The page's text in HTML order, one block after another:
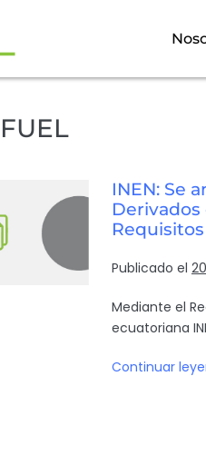
INEN: Se
Derivados
Requisitos
Publicado el
Mediante el
ecuatoriana
Continuar